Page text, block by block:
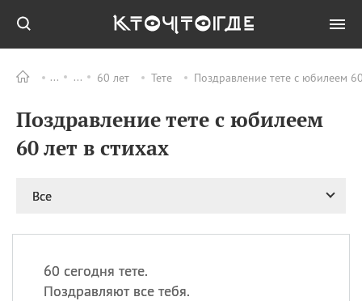
60 лет Тете Поздравление тете с юбилеем
Поздравление тете с юбилеем
60 лет в стихах
Все
60 сегодня тете.
Поздравляют все тебя.
ПРАЗДНИКИ Все
08.08 День «Счастье
случается» (Happiness
великомученика